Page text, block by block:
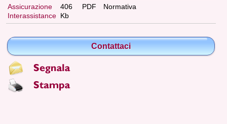
Assicurazione
Interassistance
406
Kb
PDF Normativa
Contattaci